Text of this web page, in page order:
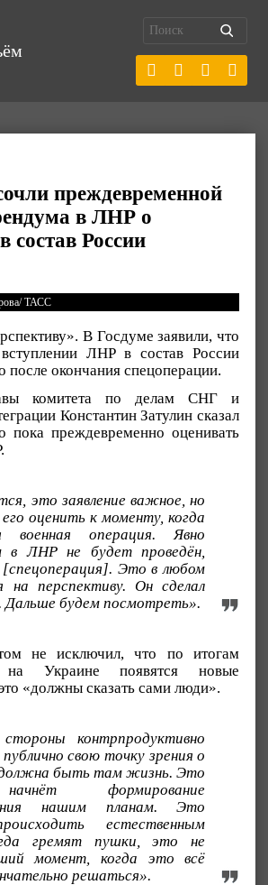
преждевременной
в ЛНР о
состав России
ТАСС
В Госдуме заявили, что
ЛНР в состав России
после окончания спецоперации.
комитета по делам СНГ и
Константин Затулин сказал
пока преждевременно оценивать
это заявление важное, но
оценить к моменту, когда
военная операция. Явно
в ЛНР не будет проведён,
Это в любом
на перспективу. Он сделал
Дальше будем посмотреть».
не исключил, что по итогам
на Украине появятся новые
«должны сказать сами люди».
контрпродуктивно
свою точку зрения о
быть там жизнь. Это
формирование
нашим планам. Это
естественным
гремят пушки, это не
момент, когда это всё
решаться».